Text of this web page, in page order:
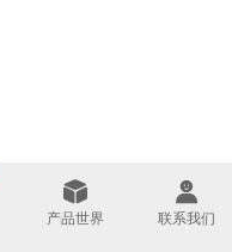

产品世界

联系我们